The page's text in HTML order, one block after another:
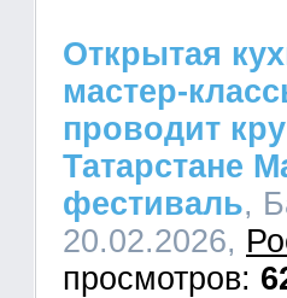
Открытая
мастер-
проводит
Татарстане
фестиваль,
20.02.2026,